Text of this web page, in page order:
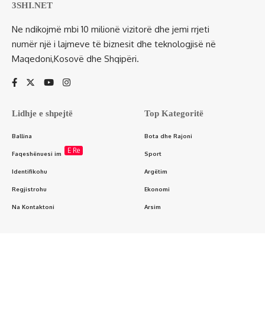
3SHI.NET
Ne ndikojmë mbi 10 milionë vizitorë dhe jemi rrjeti
numër një i lajmeve të biznesit dhe teknologjisë në
Maqedoni,Kosovë dhe Shqipëri.
Lidhje e shpejtë
Ballina
Faqeshënuesi im E Re
Identifikohu
Regjistrohu
Na Kontaktoni
Top Kategoritë
Bota dhe Rajoni
Sport
Argëtim
Ekonomi
Arsim